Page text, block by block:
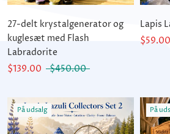
27-delt krystalgenerator og
kuglesæt med Flash
Labradorite
$139.00
$450.00
Lapis
$59.00
På udsalg På